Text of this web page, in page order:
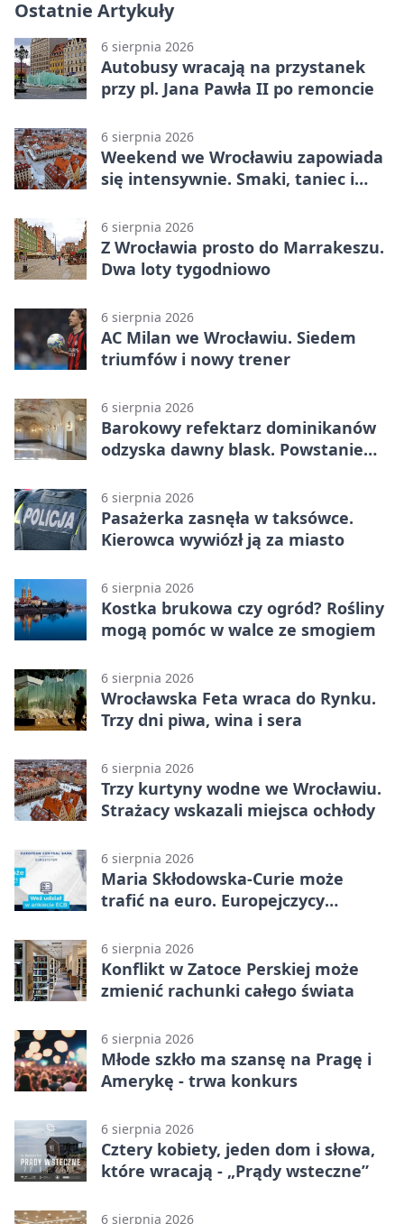
Ostatnie Artykuły
6 sierpnia 2026
Autobusy wracają na przystanek
przy pl. Jana Pawła II po remoncie
6 sierpnia 2026
Weekend we Wrocławiu zapowiada
się intensywnie. Smaki, taniec i
6 sierpnia 2026
Z Wrocławia prosto do Marrakeszu.
Dwa loty tygodniowo
6 sierpnia 2026
AC Milan we Wrocławiu. Siedem
triumfów i nowy trener
6 sierpnia 2026
Barokowy refektarz dominikanów
odzyska dawny blask. Powstanie
6 sierpnia 2026
Pasażerka zasnęła w taksówce.
Kierowca wywiózł ją za miasto
6 sierpnia 2026
Kostka brukowa czy ogród? Rośliny
mogą pomóc w walce ze smogiem
6 sierpnia 2026
Wrocławska Feta wraca do Rynku.
Trzy dni piwa, wina i sera
6 sierpnia 2026
Trzy kurtyny wodne we Wrocławiu.
Strażacy wskazali miejsca ochłody
6 sierpnia 2026
Maria Skłodowska-Curie może
trafić na euro. Europejczycy
6 sierpnia 2026
Konflikt w Zatoce Perskiej może
zmienić rachunki całego świata
6 sierpnia 2026
Młode szkło ma szansę na Pragę i
Amerykę - trwa konkurs
6 sierpnia 2026
Cztery kobiety, jeden dom i słowa,
które wracają - „Prądy wsteczne”
6 sierpnia 2026